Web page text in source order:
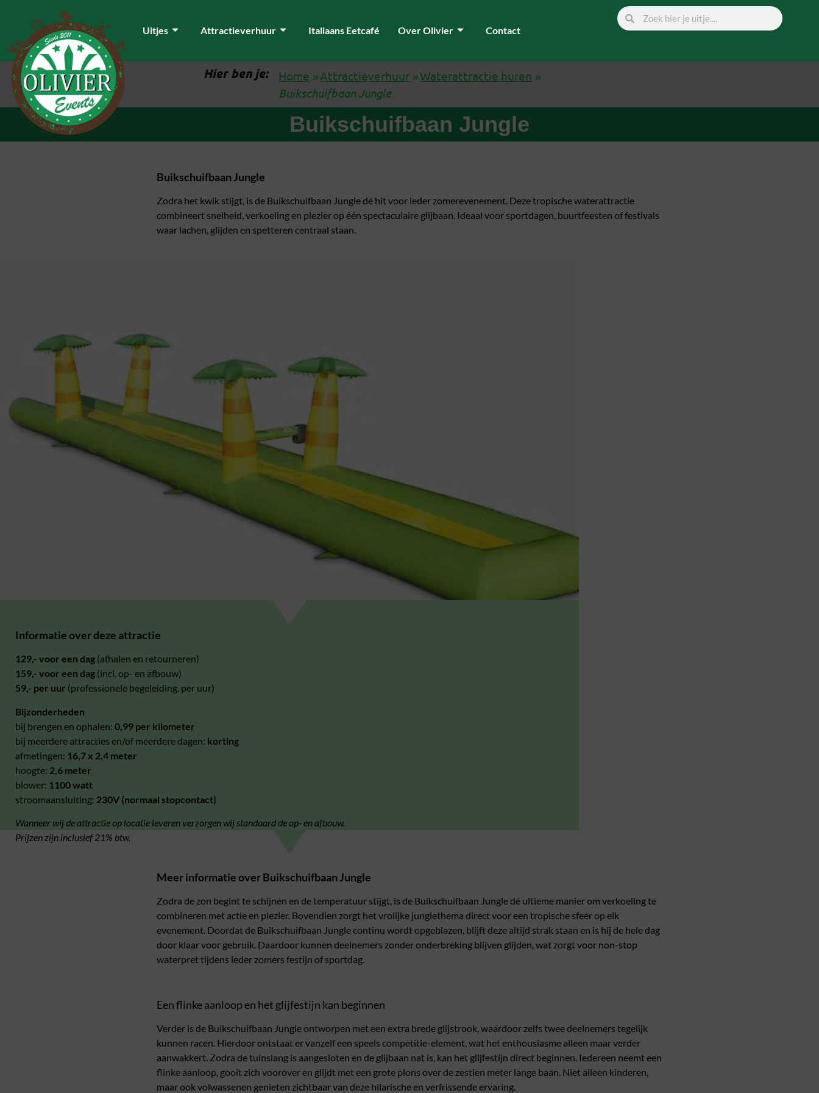
Uitjes Attractieverhuur Italiaans Eetcafé Over Olivier Contact
Hier ben je: Home »Attractieverhuur »Waterattractie huren »
Buikschuifbaan Jungle
Buikschuifbaan Jungle
Buikschuifbaan Jungle
Zodra het kwik stijgt, is de Buikschuifbaan Jungle dé hit voor ieder zomerevenement. Deze tropische waterattractie
combineert snelheid, verkoeling en plezier op één spectaculaire glijbaan. Ideaal voor sportdagen, buurtfeesten of festivals
waar lachen, glijden en spetteren centraal staan.
Informatie over deze attractie
129,- voor een dag (afhalen en retourneren)
159,- voor een dag (incl. op- en afbouw)
59,- per uur (professionele begeleiding, per uur)
Bijzonderheden
bij brengen en ophalen: 0,99 per kilometer
bij meerdere attracties en/of meerdere dagen: korting
afmetingen: 16,7x 2,4 meter
hoogte: 2,6 meter
blower: 1100 watt
stroomaansluiting: 230V (normaal stopcontact)
Wanneer wij de attractie op locatie leveren verzorgen wij standaard de op- en afbouw.
Prijzen zijn inclusief 21% btw.
Meer informatie over Buikschuifbaan Jungle
Zodra de zon begint te schijnen en de temperatuur stijgt, is de Buikschuifbaan Jungle dé ultieme manier om verkoeling te
combineren met actie en plezier. Bovendien zorgt het vrolijke junglethema direct voor een tropische sfeer op elk
evenement. Doordat de Buikschuifbaan Jungle continu wordt opgeblazen, blijft deze altijd strak staan en is hij de hele dag
door klaar voor gebruik. Daardoor kunnen deelnemers zonder onderbreking blijven glijden, wat zorgt voor non-stop
waterpret tijdens ieder zomers festijn of sportdag.
Een flinke aanloop en het glijfestijn kan beginnen
Verder is de Buikschuifbaan Jungle ontworpen met een extra brede glijstrook, waardoor zelfs twee deelnemers tegelijk
kunnen racen. Hierdoor ontstaat er vanzelf een speels competitie-element, wat het enthousiasme alleen maar verder
aanwakkert. Zodra de tuinslang is aangesloten en de glijbaan nat is, kan het glijfestijn direct beginnen. Iedereen neemt een
flinke aanloop, gooit zich voorover en glijdt met een grote plons over de zestien meter lange baan. Niet alleen kinderen,
maar ook volwassenen genieten zichtbaar van deze hilarische en verfrissende ervaring.